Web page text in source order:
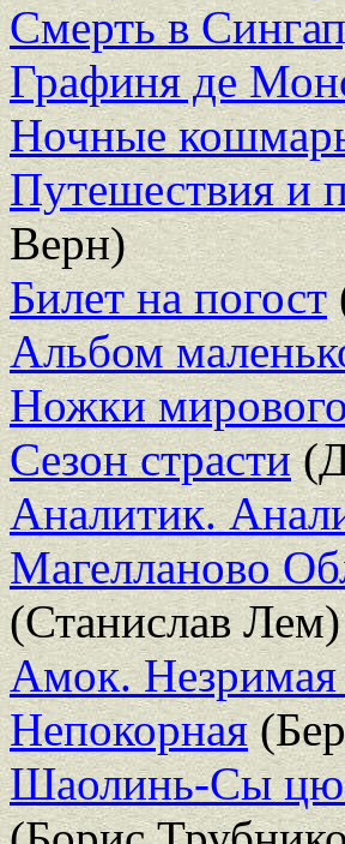
Смерть в
Графиня де
Ночные
Путешествия и
Верн)
Билет на погост
Альбом
Ножки мирового
Сезон страсти
Аналитик.
Магелланово
(Станислав Лем)
Амок. Незримая
Непокорная
Шаолинь-Сы